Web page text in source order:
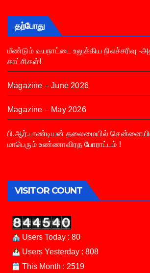
தற்போது
மீண்டும் வயநாட்டை உலுக்கிய நிலச்சரிவு -
காட்சிகள்!
Magazine – June 2026
Magazine – May 2026
பி.ஆர்.பாண்டியன் தலைமையில்
மாபெரும் உண்ணாவிரத போராட்டம் !
VISITOR COUNT
Users Today : 80
Users Yesterday : 808
This Month : 2519